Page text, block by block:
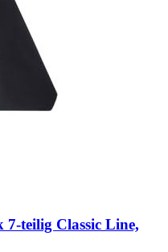
7-teilig Classic Line,